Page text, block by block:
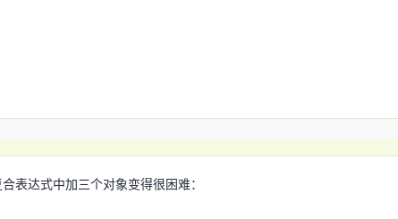
表达式中加三个对象变得很困难：